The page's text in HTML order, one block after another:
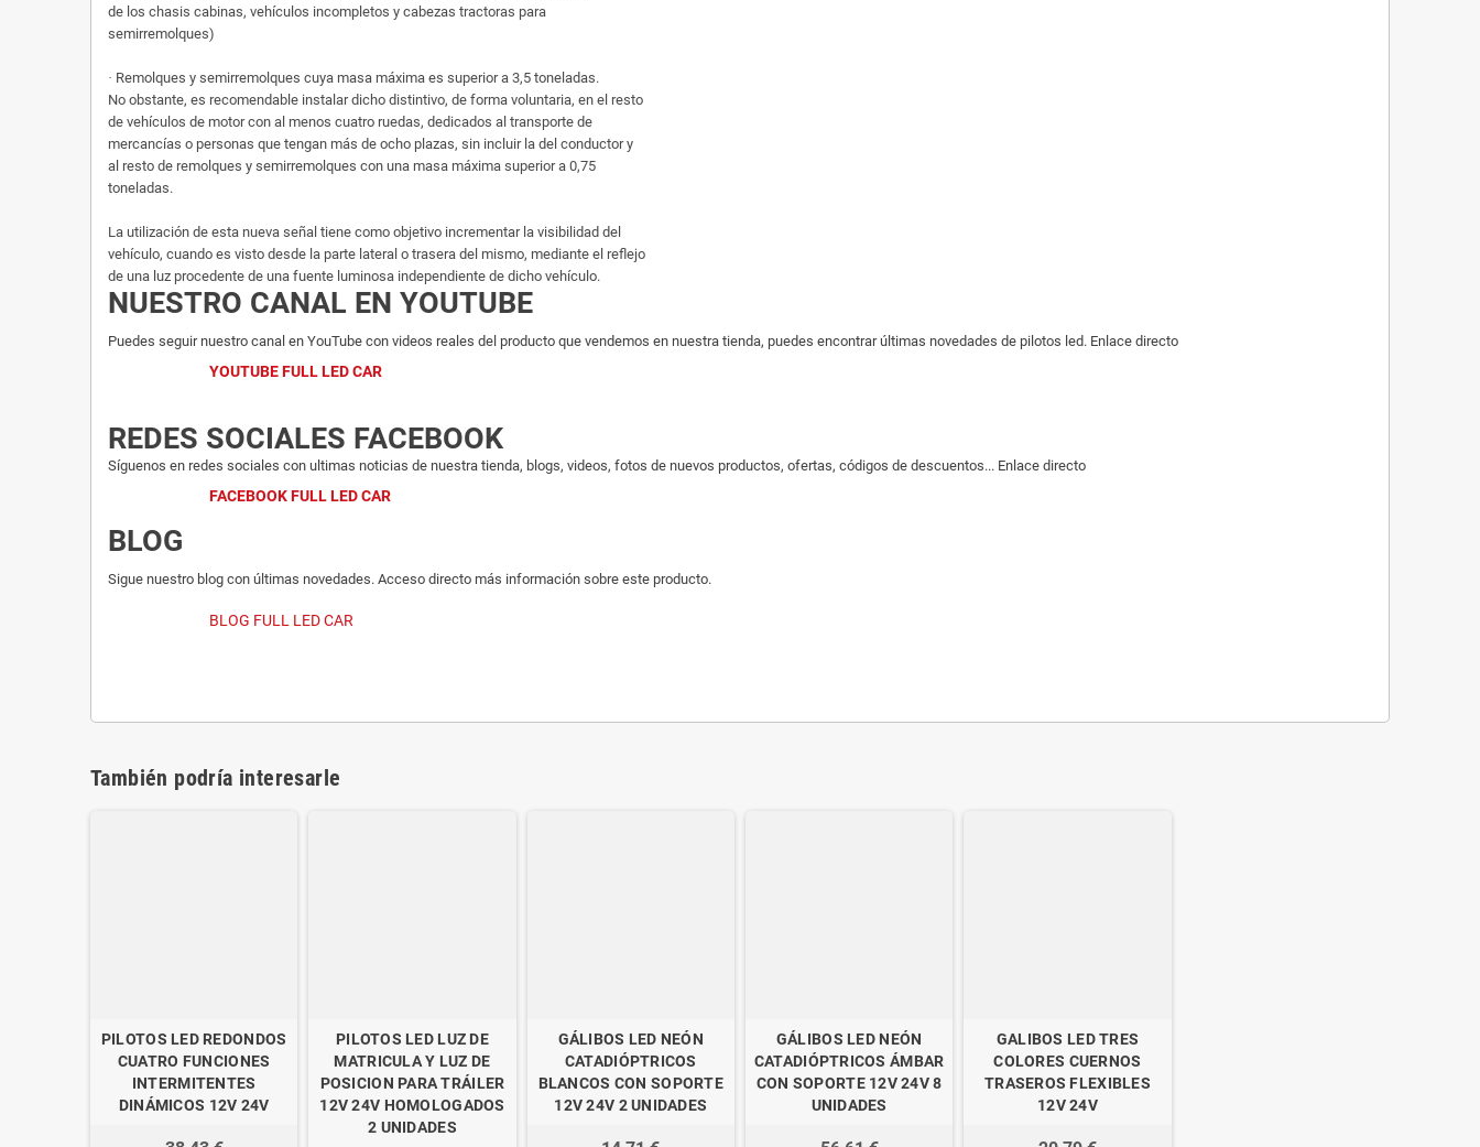
de los chasis cabinas, vehículos incompletos y cabezas tractoras para
semirremolques)
· Remolques y semirremolques cuya masa máxima es superior a 3,5 toneladas.
No obstante, es recomendable instalar dicho distintivo, de forma voluntaria, en el resto
de vehículos de motor con al menos cuatro ruedas, dedicados al transporte de
mercancías o personas que tengan más de ocho plazas, sin incluir la del conductor y
al resto de remolques y semirremolques con una masa máxima superior a 0,75
toneladas.
La utilización de esta nueva señal tiene como objetivo incrementar la visibilidad del
vehículo, cuando es visto desde la parte lateral o trasera del mismo, mediante el reflejo
de una luz procedente de una fuente luminosa independiente de dicho vehículo.
NUESTRO CANAL EN YOUTUBE
Puedes seguir nuestro canal en YouTube con videos reales del producto que vendemos en nuestra tienda, puedes encontrar últimas novedades de pilotos led. Enlace directo
YOUTUBE FULL LED CAR
REDES SOCIALES FACEBOOK
Síguenos en redes sociales con ultimas noticias de nuestra tienda, blogs, videos, fotos de nuevos productos, ofertas, códigos de descuentos... Enlace directo
FACEBOOK FULL LED CAR
BLOG
Sigue nuestro blog con últimas novedades. Acceso directo más información sobre este producto.
BLOG FULL LED CAR
También podría interesarle
PILOTOS LED REDONDOS
CUATRO FUNCIONES
INTERMITENTES
DINÁMICOS 12V 24V
PILOTOS LED LUZ DE
MATRICULA Y LUZ DE
POSICION PARA TRÁILER
12V 24V HOMOLOGADOS
2 UNIDADES
GÁLIBOS LED NEÓN
CATADIÓPTRICOS
BLANCOS CON SOPORTE
12V 24V 2 UNIDADES
GÁLIBOS LED NEÓN
CATADIÓPTRICOS ÁMBAR
CON SOPORTE 12V 24V 8
UNIDADES
GALIBOS LED TRES
COLORES CUERNOS
TRASEROS FLEXIBLES
12V 24V